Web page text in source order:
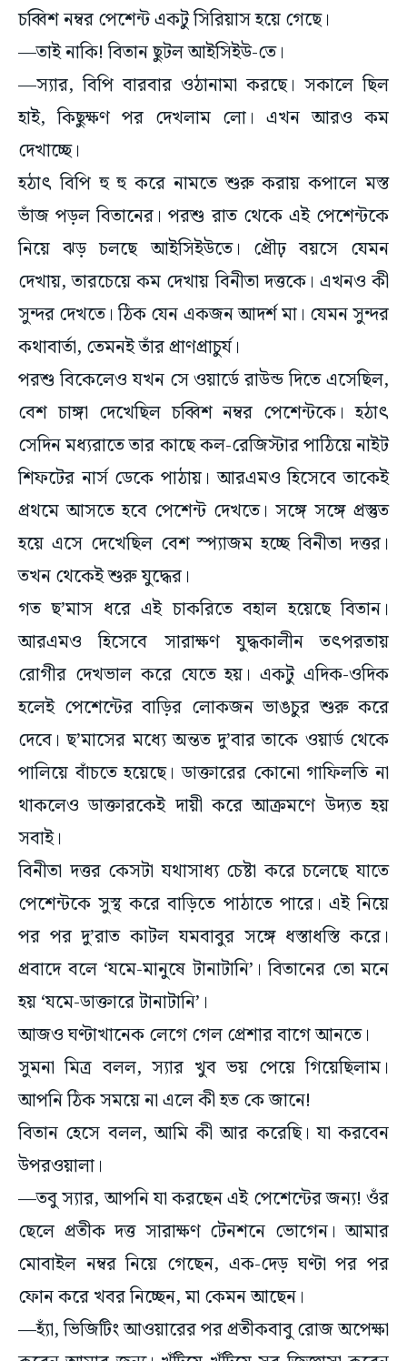
—তাই নাকি! বিতান ছুটল আইসিইউ-তে।
—স্যার, বিপি বারবার ওঠানামা করছে। সকালে ছিল
হাই, কিছুক্ষণ পর দেখলাম লো। এখন আরও কম
দেখাচ্ছে।
হঠাৎ বিপি হু হু করে নামতে শুরু করায় কপালে মস্ত
ভাঁজ পড়ল বিতানের। পরশু রাত থেকে এই পেশেন্টকে
নিয়ে ঝড় চলছে আইসিইউতে। প্রৌঢ় বয়সে যেমন
দেখায়, তারচেয়ে কম দেখায় বিনীতা দত্তকে। এখনও কী
সুন্দর দেখতে। ঠিক যেন একজন আদর্শ মা। যেমন সুন্দর
কথাবার্তা, তেমনই তাঁর প্রাণপ্রাচুর্য।
পরশু বিকেলেও যখন সে ওয়ার্ডে রাউন্ড দিতে এসেছিল,
বেশ চাঙ্গা দেখেছিল চব্বিশ নম্বর পেশেন্টকে। হঠাৎ
সেদিন মধ্যরাতে তার কাছে কল-রেজিস্টার পাঠিয়ে নাইট
শিফটের নার্স ডেকে পাঠায়। আরএমও হিসেবে তাকেই
প্রথমে আসতে হবে পেশেন্ট দেখতে। সঙ্গে সঙ্গে প্রস্তুত
হয়ে এসে দেখেছিল বেশ স্প্যাজম হচ্ছে বিনীতা দত্তর।
তখন থেকেই শুরু যুদ্ধের।
গত ছ’মাস ধরে এই চাকরিতে বহাল হয়েছে বিতান।
আরএমও হিসেবে সারাক্ষণ যুদ্ধকালীন তৎপরতায়
রোগীর দেখভাল করে যেতে হয়। একটু এদিক-ওদিক
হলেই পেশেন্টের বাড়ির লোকজন ভাঙচুর শুরু করে
দেবে। ছ’মাসের মধ্যে অন্তত দু’বার তাকে ওয়ার্ড থেকে
পালিয়ে বাঁচতে হয়েছে। ডাক্তারের কোনো গাফিলতি না
থাকলেও ডাক্তারকেই দায়ী করে আক্রমণে উদ্যত হয়
সবাই।
বিনীতা দত্তর কেসটা যথাসাধ্য চেষ্টা করে চলেছে যাতে
পেশেন্টকে সুস্থ করে বাড়িতে পাঠাতে পারে। এই নিয়ে
পর পর দু’রাত কাটল যমবাবুর সঙ্গে ধস্তাধস্তি করে।
প্রবাদে বলে ‘যমে-মানুষে টানাটানি’। বিতানের তো মনে
হয় ‘যমে-ডাক্তারে টানাটানি’।
আজও ঘণ্টাখানেক লেগে গেল প্রেশার বাগে আনতে।
সুমনা মিত্র বলল, স্যার খুব ভয় পেয়ে গিয়েছিলাম।
আপনি ঠিক সময়ে না এলে কী হত কে জানে!
বিতান হেসে বলল, আমি কী আর করেছি। যা করবেন
উপরওয়ালা।
—তবু স্যার, আপনি যা করছেন এই পেশেন্টের জন্য! ওঁর
ছেলে প্রতীক দত্ত সারাক্ষণ টেনশনে ভোগেন। আমার
মোবাইল নম্বর নিয়ে গেছেন, এক-দেড় ঘণ্টা পর পর
ফোন করে খবর নিচ্ছেন, মা কেমন আছেন।
—হ্যাঁ, ভিজিটিং আওয়ারের পর প্রতীকবাবু রোজ অপেক্ষা
করেন আমার জন্য। খুঁটিয়ে খুঁটিয়ে সব জিজ্ঞাসা করেন